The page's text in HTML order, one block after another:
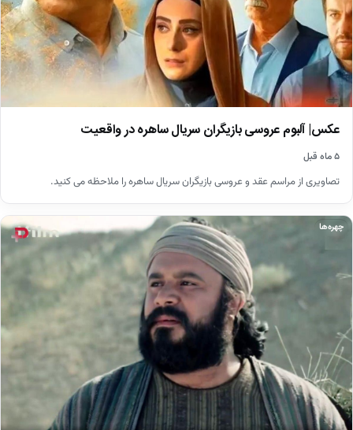
عکس| آلبوم عروسی بازیگران سریال ساهره در واقعیت
۵ ماه قبل
تصاویری از مراسم عقد و عروسی بازیگران سریال ساهره را ملاحظه می کنید.
چهره‌ها